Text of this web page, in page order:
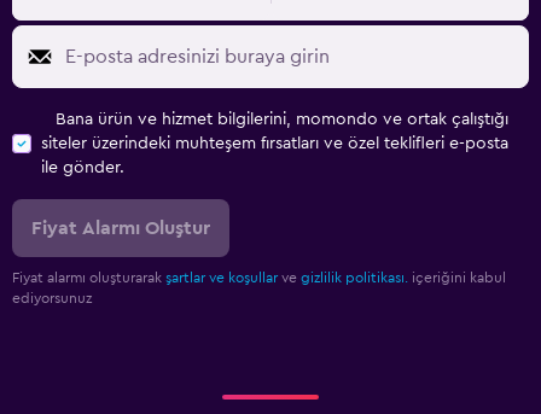
Bana ürün ve hizmet bilgilerini, momondo ve ortak çalıştığı
siteler üzerindeki muhteşem fırsatları ve özel teklifleri e-posta
ile gönder.
Fiyat Alarmı Oluştur
Fiyat alarmı oluşturarak şartlar ve koşullar ve gizlilik politikası.
içeriğini kabul
ediyorsunuz